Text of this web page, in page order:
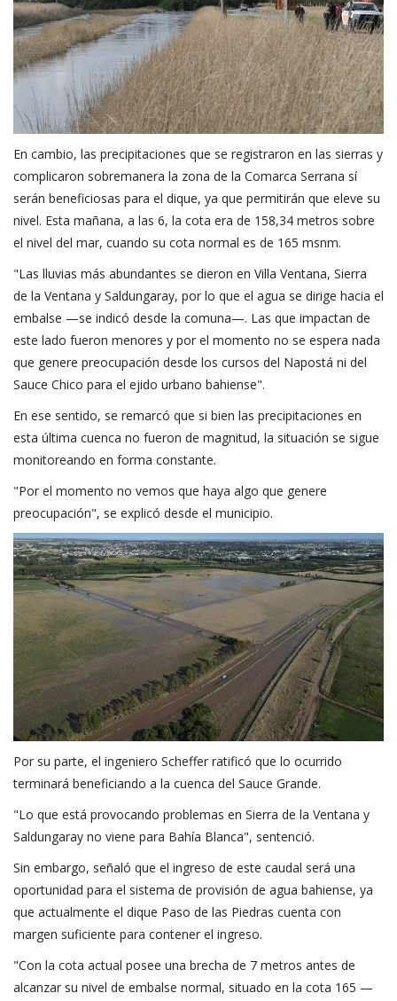
En cambio, las precipitaciones que se registraron en las sierras y
complicaron sobremanera la zona de la Comarca Serrana sí
serán beneficiosas para el dique, ya que permitirán que eleve su
nivel. Esta mañana, a las 6, la cota era de 158,34 metros sobre
el nivel del mar, cuando su cota normal es de 165 msnm.
"Las lluvias más abundantes se dieron en Villa Ventana, Sierra
de la Ventana y Saldungaray, por lo que el agua se dirige hacia el
embalse —se indicó desde la comuna—. Las que impactan de
este lado fueron menores y por el momento no se espera nada
que genere preocupación desde los cursos del Napostá ni del
Sauce Chico para el ejido urbano bahiense".
En ese sentido, se remarcó que si bien las precipitaciones en
esta última cuenca no fueron de magnitud, la situación se sigue
monitoreando en forma constante.
"Por el momento no vemos que haya algo que genere
preocupación", se explicó desde el municipio.
Por su parte, el ingeniero Scheffer ratificó que lo ocurrido
terminará beneficiando a la cuenca del Sauce Grande.
"Lo que está provocando problemas en Sierra de la Ventana y
Saldungaray no viene para Bahía Blanca", sentenció.
Sin embargo, señaló que el ingreso de este caudal será una
oportunidad para el sistema de provisión de agua bahiense, ya
que actualmente el dique Paso de las Piedras cuenta con
margen suficiente para contener el ingreso.
"Con la cota actual posee una brecha de 7 metros antes de
alcanzar su nivel de embalse normal, situado en la cota 165 —